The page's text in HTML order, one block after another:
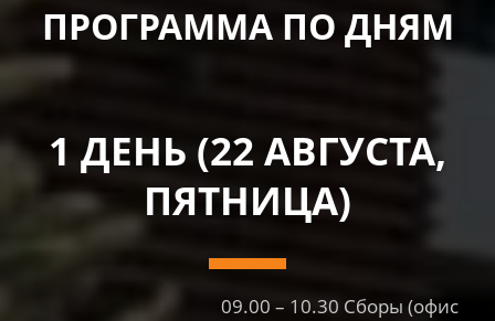
ПРОГРАММА ПО ДНЯМ
1 ДЕНЬ (22 АВГУСТА,
ПЯТНИЦА)
09.00 – 10.30 Сборы (офис